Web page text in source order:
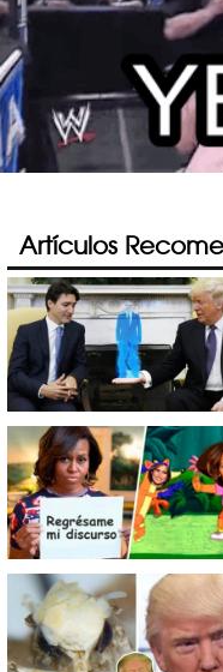
Artículos